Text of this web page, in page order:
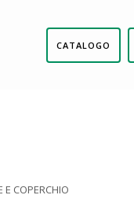
CATALOGO
E COPERCHIO